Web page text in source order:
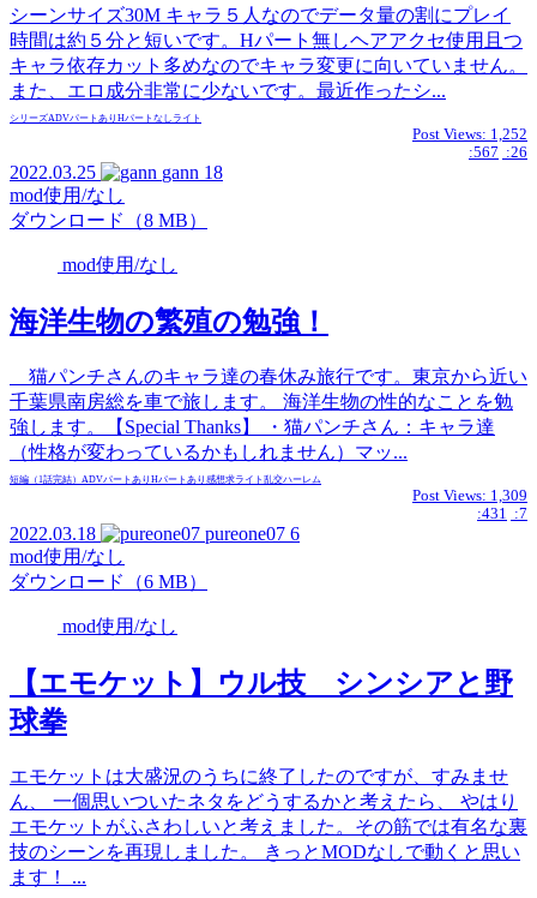
シーンサイズ30M キャラ５人なのでデータ量の割にプレイ
時間は約５分と短いです。Hパート無しヘアアクセ使用且つ
キャラ依存カット多めなのでキャラ変更に向いていません。
また、エロ成分非常に少ないです。最近作ったシ...
シリーズADVパートあり Hパートなし ライト
Post Views: 1,252
:567 :26
2022.03.25 gann 18
mod使用/なし
ダウンロード（8 MB）
mod使用/なし
海洋生物の繁殖の勉強！
猫パンチさんのキャラ達の春休み旅行です。東京から近い
千葉県南房総を車で旅します。 海洋生物の性的なことを勉
強します。【Special Thanks】 ・猫パンチさん：キャラ達
（性格が変わっているかもしれません）マッ...
短編（1話完結） ADVパートあり Hパートあり 感想求ライト 乱交ハーレム
Post Views: 1,309
:431 :7
2022.03.18 pureone07 6
mod使用/なし
ダウンロード（6 MB）
mod使用/なし
【エモケット】ウル技 シンシアと野
球拳
エモケットは大盛況のうちに終了したのですが、すみませ
ん、 一個思いついたネタをどうするかと考えたら、 やはり
エモケットがふさわしいと考えました。その筋では有名な裏
技のシーンを再現しました。 きっとMODなしで動くと思い
ます！ ...